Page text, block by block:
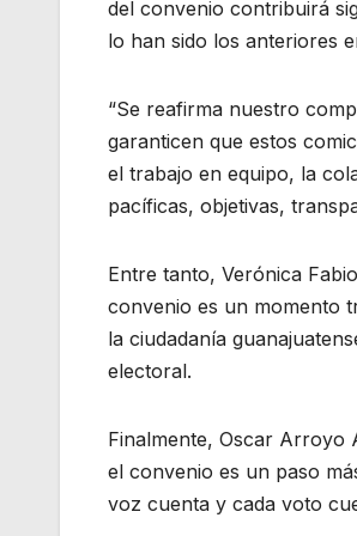
del convenio contribuirá
lo han sido los anteriores
“Se reafirma nuestro
garanticen que estos
el trabajo en equipo, la
pacíficas, objetivas,
Entre tanto, Verónica
convenio es un momento
la ciudadanía
electoral.
Finalmente, Oscar Arroyo
el convenio es un paso
voz cuenta y cada voto